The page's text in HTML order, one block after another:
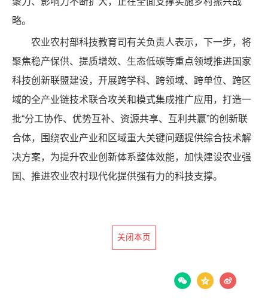
略。
农业农村部科技教育司有关负责人表示，下一步，将
聚焦稳产保供、提质增效、生态低碳等重点领域推进国家
科技创新联盟建设，开展跨学科、跨领域、跨单位、跨区
域的全产业链技术联合攻关和模式集成推广应用，打造一
批“分工协作、优势互补、资源共享、互利共赢”的创新联
合体，围绕农业产业和区域重大关键问题提供综合技术解
决方案，为提升农业创新体系整体效能，加快建设农业强
国、推进农业农村现代化提供强有力的科技支撑。
关闭本页